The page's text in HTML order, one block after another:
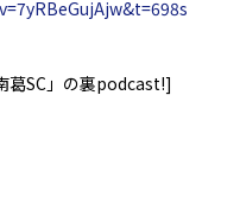
葛SC 」の裏podcast!]